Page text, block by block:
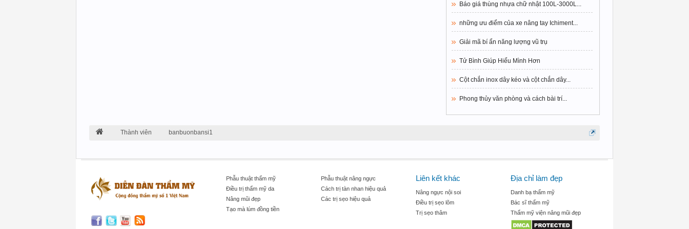
Báo giá thùng nhựa chữ nhật 100L-3000L...
những ưu điểm của xe nâng tay Ichiment...
Giải mã bí ẩn năng lượng vũ trụ
Tử Bình Giúp Hiểu Mình Hơn
Cột chắn inox dây kéo và cột chắn dây...
Phong thủy văn phòng và cách bài trí...
Thành viên banbuonbansi1
Phẫu thuật thẩm mỹ
Điều trị thẩm mỹ da
Nâng mũi đẹp
Tạo mà lúm đồng tiền
Phẫu thuật nâng ngực
Cách trị tàn nhan hiệu quả
Các trị sẹo hiệu quả
Liên kết khác
Nâng ngực nội soi
Điều trị sẹo lõm
Trị sẹo thâm
Địa chỉ làm đẹp
Danh bạ thẩm mỹ
Bác sĩ thẩm mỹ
Thẩm mỹ viện nâng mũi đẹp